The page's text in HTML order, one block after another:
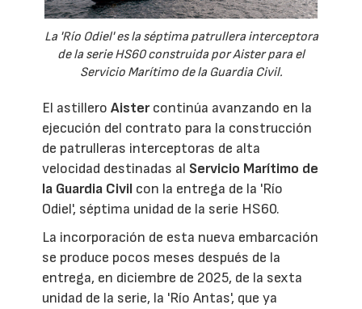
La 'Río Odiel' es la séptima patrullera interceptora
de la serie HS60 construida por Aister para el
Servicio Marítimo de la Guardia Civil.
El astilleroAistercontinúa avanzando en la
ejecución del contrato para la construcción
de patrulleras interceptoras de alta
velocidad destinadas al Servicio Marítimo de
la Guardia Civil con la entrega de la 'Río
Odiel', séptima unidad de la serie HS60.
La incorporación de esta nueva embarcación
se produce pocos meses después de la
entrega, en diciembre de 2025, de la sexta
unidad de la serie, la 'Río Antas', que ya